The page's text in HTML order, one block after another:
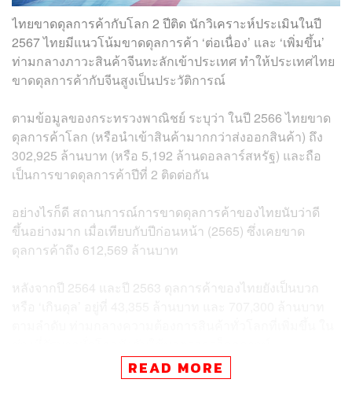
ไทยขาดดุลการค้ากับโลก 2 ปีติด นักวิเคราะห์ประเมินในปี
2567 ไทยมีแนวโน้มขาดดุลการค้า ‘ต่อเนื่อง’ และ ‘เพิ่มขึ้น’
ท่ามกลางภาวะสินค้าจีนทะลักเข้าประเทศ ทำให้ประเทศไทย
ขาดดุลการค้ากับจีนสูงเป็นประวัติการณ์
ตามข้อมูลของกระทรวงพาณิชย์ ระบุว่า ในปี 2566 ไทยขาด
ดุลการค้าโลก (หรือนำเข้าสินค้ามากกว่าส่งออกสินค้า) ถึง
302,925 ล้านบาท (หรือ 5,192 ล้านดอลลาร์สหรัฐ) และถือ
เป็นการขาดดุลการค้าปีที่ 2 ติดต่อกัน
อย่างไรก็ดี สถานการณ์การขาดดุลการค้าของไทยนับว่าดี
ขึ้นอย่างมาก เมื่อเทียบกับปีก่อนหน้า (2565) ซึ่งเคยขาด
ดุลการค้าถึง 612,569 ล้านบาท
หลังจากปี 2564 และปี 2563 ดุลการค้าของไทยยังเป็นบวก
READ MORE